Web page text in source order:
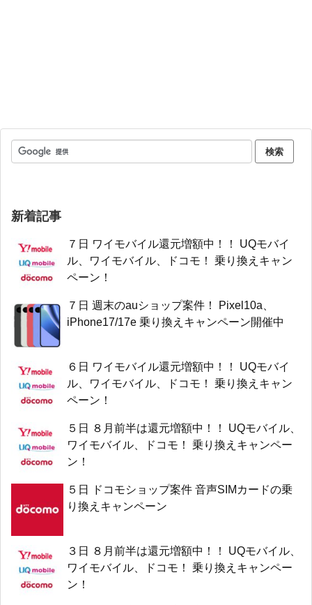
新着記事
７日 ワイモバイル還元増額中！！ UQモバイ
ル、ワイモバイル、ドコモ！ 乗り換えキャン
ペーン！
７日 週末のauショップ案件！ Pixel10a、
iPhone17/17e 乗り換えキャンペーン開催中
６日 ワイモバイル還元増額中！！ UQモバイ
ル、ワイモバイル、ドコモ！ 乗り換えキャン
ペーン！
５日 ８月前半は還元増額中！！ UQモバイル、
ワイモバイル、ドコモ！ 乗り換えキャンペー
ン！
５日 ドコモショップ案件 音声SIMカードの乗
り換えキャンペーン
３日 ８月前半は還元増額中！！ UQモバイル、
ワイモバイル、ドコモ！ 乗り換えキャンペー
ン！